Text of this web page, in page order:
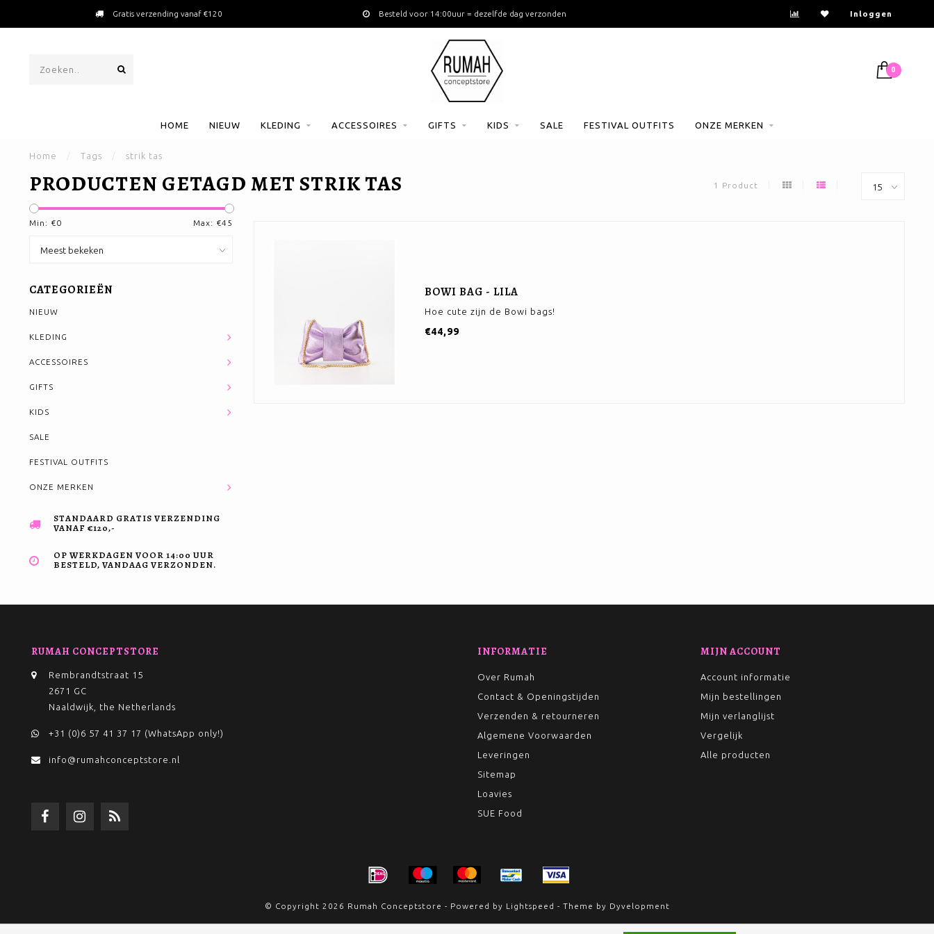
Gratis verzending vanaf €120 Besteld voor 14:00uur = dezelfde dag verzonden Inloggen
0
HOME NIEUW KLEDING ACCESSOIRES GIFTS KIDS SALE FESTIVAL OUTFITS ONZE MERKEN
Home / Tags / strik tas
PRODUCTEN GETAGD MET STRIK TAS 1 Product
Min: €0 Max: €45
CATEGORIEËN
NIEUW
KLEDING
ACCESSOIRES
GIFTS
KIDS
SALE
FESTIVAL OUTFITS
ONZE MERKEN
STANDAARD GRATIS VERZENDING
VANAF €120,-
OP WERKDAGEN VOOR 14:00 UUR
BESTELD, VANDAAG VERZONDEN.
BOWI BAG - LILA
Hoe cute zijn de Bowi bags!
€44,99
RUMAH CONCEPTSTORE
Rembrandtstraat 15
2671 GC
Naaldwijk, the Netherlands
+31 (0)6 57 41 37 17 (WhatsApp only!)
info@rumahconceptstore.nl
INFORMATIE
Over Rumah
Contact & Openingstijden
Verzenden & retourneren
Algemene Voorwaarden
Leveringen
Sitemap
Loavies
SUE Food
MIJN ACCOUNT
Account informatie
Mijn bestellingen
Mijn verlanglijst
Vergelijk
Alle producten
© Copyright 2026 Rumah Conceptstore - Powered by Lightspeed - Theme by Dyvelopment